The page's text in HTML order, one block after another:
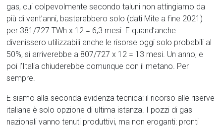
gas, cui colpevolmente secondo taluni non attingiamo da
più di vent’anni, basterebbero solo (dati Mite a fine 2021)
per 381/727 TWh x 12 = 6,3 mesi. E quand’anche
divenissero utilizzabili anche le risorse oggi solo probabili al
50%, si arriverebbe a 807/727 x 12 = 13 mesi. Un anno, e
poi l’Italia chiuderebbe comunque con il metano. Per
sempre.
E siamo alla seconda evidenza tecnica: il ricorso alle riserve
italiane è solo opzione di ultima istanza. I pozzi di gas
nazionali vanno tenuti produttivi, ma non eroganti: pronti